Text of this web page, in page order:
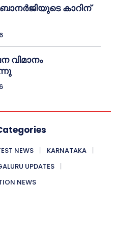
കാറിന്
വിമാനം
NEWS
KARNATAKA
UPDATES
NEWS